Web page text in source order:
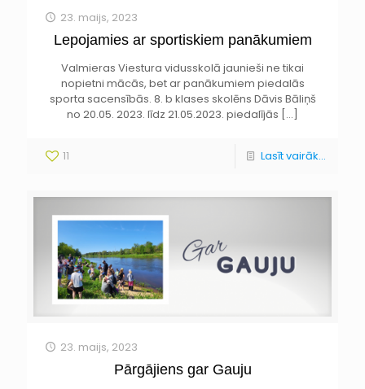
23. maijs, 2023
Lepojamies ar sportiskiem panākumiem
Valmieras Viestura vidusskolā jaunieši ne tikai
nopietni mācās, bet ar panākumiem piedalās
sporta sacensībās. 8. b klases skolēns Dāvis Bāliņš
no 20.05. 2023. līdz 21.05.2023. piedalījās […]
11 Lasīt vairāk...
23. maijs, 2023
Pārgājiens gar Gauju